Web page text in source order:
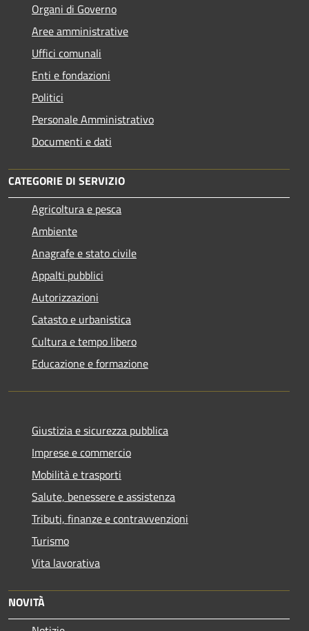
Organi di Governo
Aree amministrative
Uffici comunali
Enti e fondazioni
Politici
Personale Amministrativo
Documenti e dati
CATEGORIE DI SERVIZIO
Agricoltura e pesca
Ambiente
Anagrafe e stato civile
Appalti pubblici
Autorizzazioni
Catasto e urbanistica
Cultura e tempo libero
Educazione e formazione
Giustizia e sicurezza pubblica
Imprese e commercio
Mobilità e trasporti
Salute, benessere e assistenza
Tributi, finanze e contravvenzioni
Turismo
Vita lavorativa
NOVITÀ